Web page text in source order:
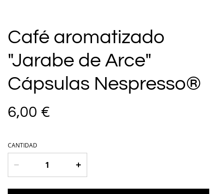
Café aromatizado
"Jarabe de Arce"
Cápsulas Nespresso®
6,00 €
CANTIDAD